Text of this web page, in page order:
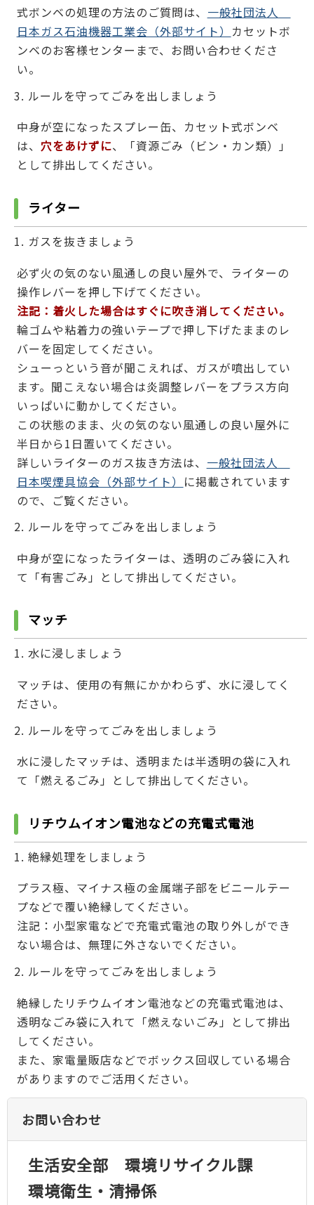
式ボンベの処理の方法のご質問は、 一般社団法人
日本ガス石油機器工業会（外部サイト） カセットボ
ンベのお客様センターまで、お問い合わせくださ
い。
ルールを守ってごみを出しましょう
中身が空になったスプレー缶、カセット式ボンベ
は、 穴をあけずに、「資源ごみ（ビン・カン類）」
として排出してください。
ライター
ガスを抜きましょう
必ず火の気のない風通しの良い屋外で、ライターの
操作レバーを押し下げてください。
注記：着火した場合はすぐに吹き消してください。
輪ゴムや粘着力の強いテープで押し下げたままのレ
バーを固定してください。
シューっという音が聞こえれば、ガスが噴出してい
ます。聞こえない場合は炎調整レバーをプラス方向
いっぱいに動かしてください。
この状態のまま、火の気のない風通しの良い屋外に
半日から1日置いてください。
詳しいライターのガス抜き方法は、 一般社団法人
日本喫煙具協会（外部サイト） に掲載されています
ので、ご覧ください。
ルールを守ってごみを出しましょう
中身が空になったライターは、透明のごみ袋に入れ
て「有害ごみ」として排出してください。
マッチ
水に浸しましょう
マッチは、使用の有無にかかわらず、水に浸してく
ださい。
ルールを守ってごみを出しましょう
水に浸したマッチは、透明または半透明の袋に入れ
て「燃えるごみ」として排出してください。
リチウムイオン電池などの充電式電池
絶縁処理をしましょう
プラス極、マイナス極の金属端子部をビニールテー
プなどで覆い絶縁してください。
注記：小型家電などで充電式電池の取り外しができ
ない場合は、無理に外さないでください。
ルールを守ってごみを出しましょう
絶縁したリチウムイオン電池などの充電式電池は、
透明なごみ袋に入れて「燃えないごみ」として排出
してください。
また、家電量販店などでボックス回収している場合
がありますのでご活用ください。
お問い合わせ
生活安全部 環境リサイクル課
環境衛生・清掃係